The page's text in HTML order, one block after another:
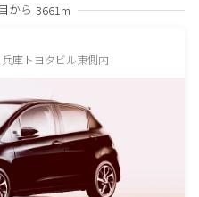
から 3661m
庫トヨタビル東側内